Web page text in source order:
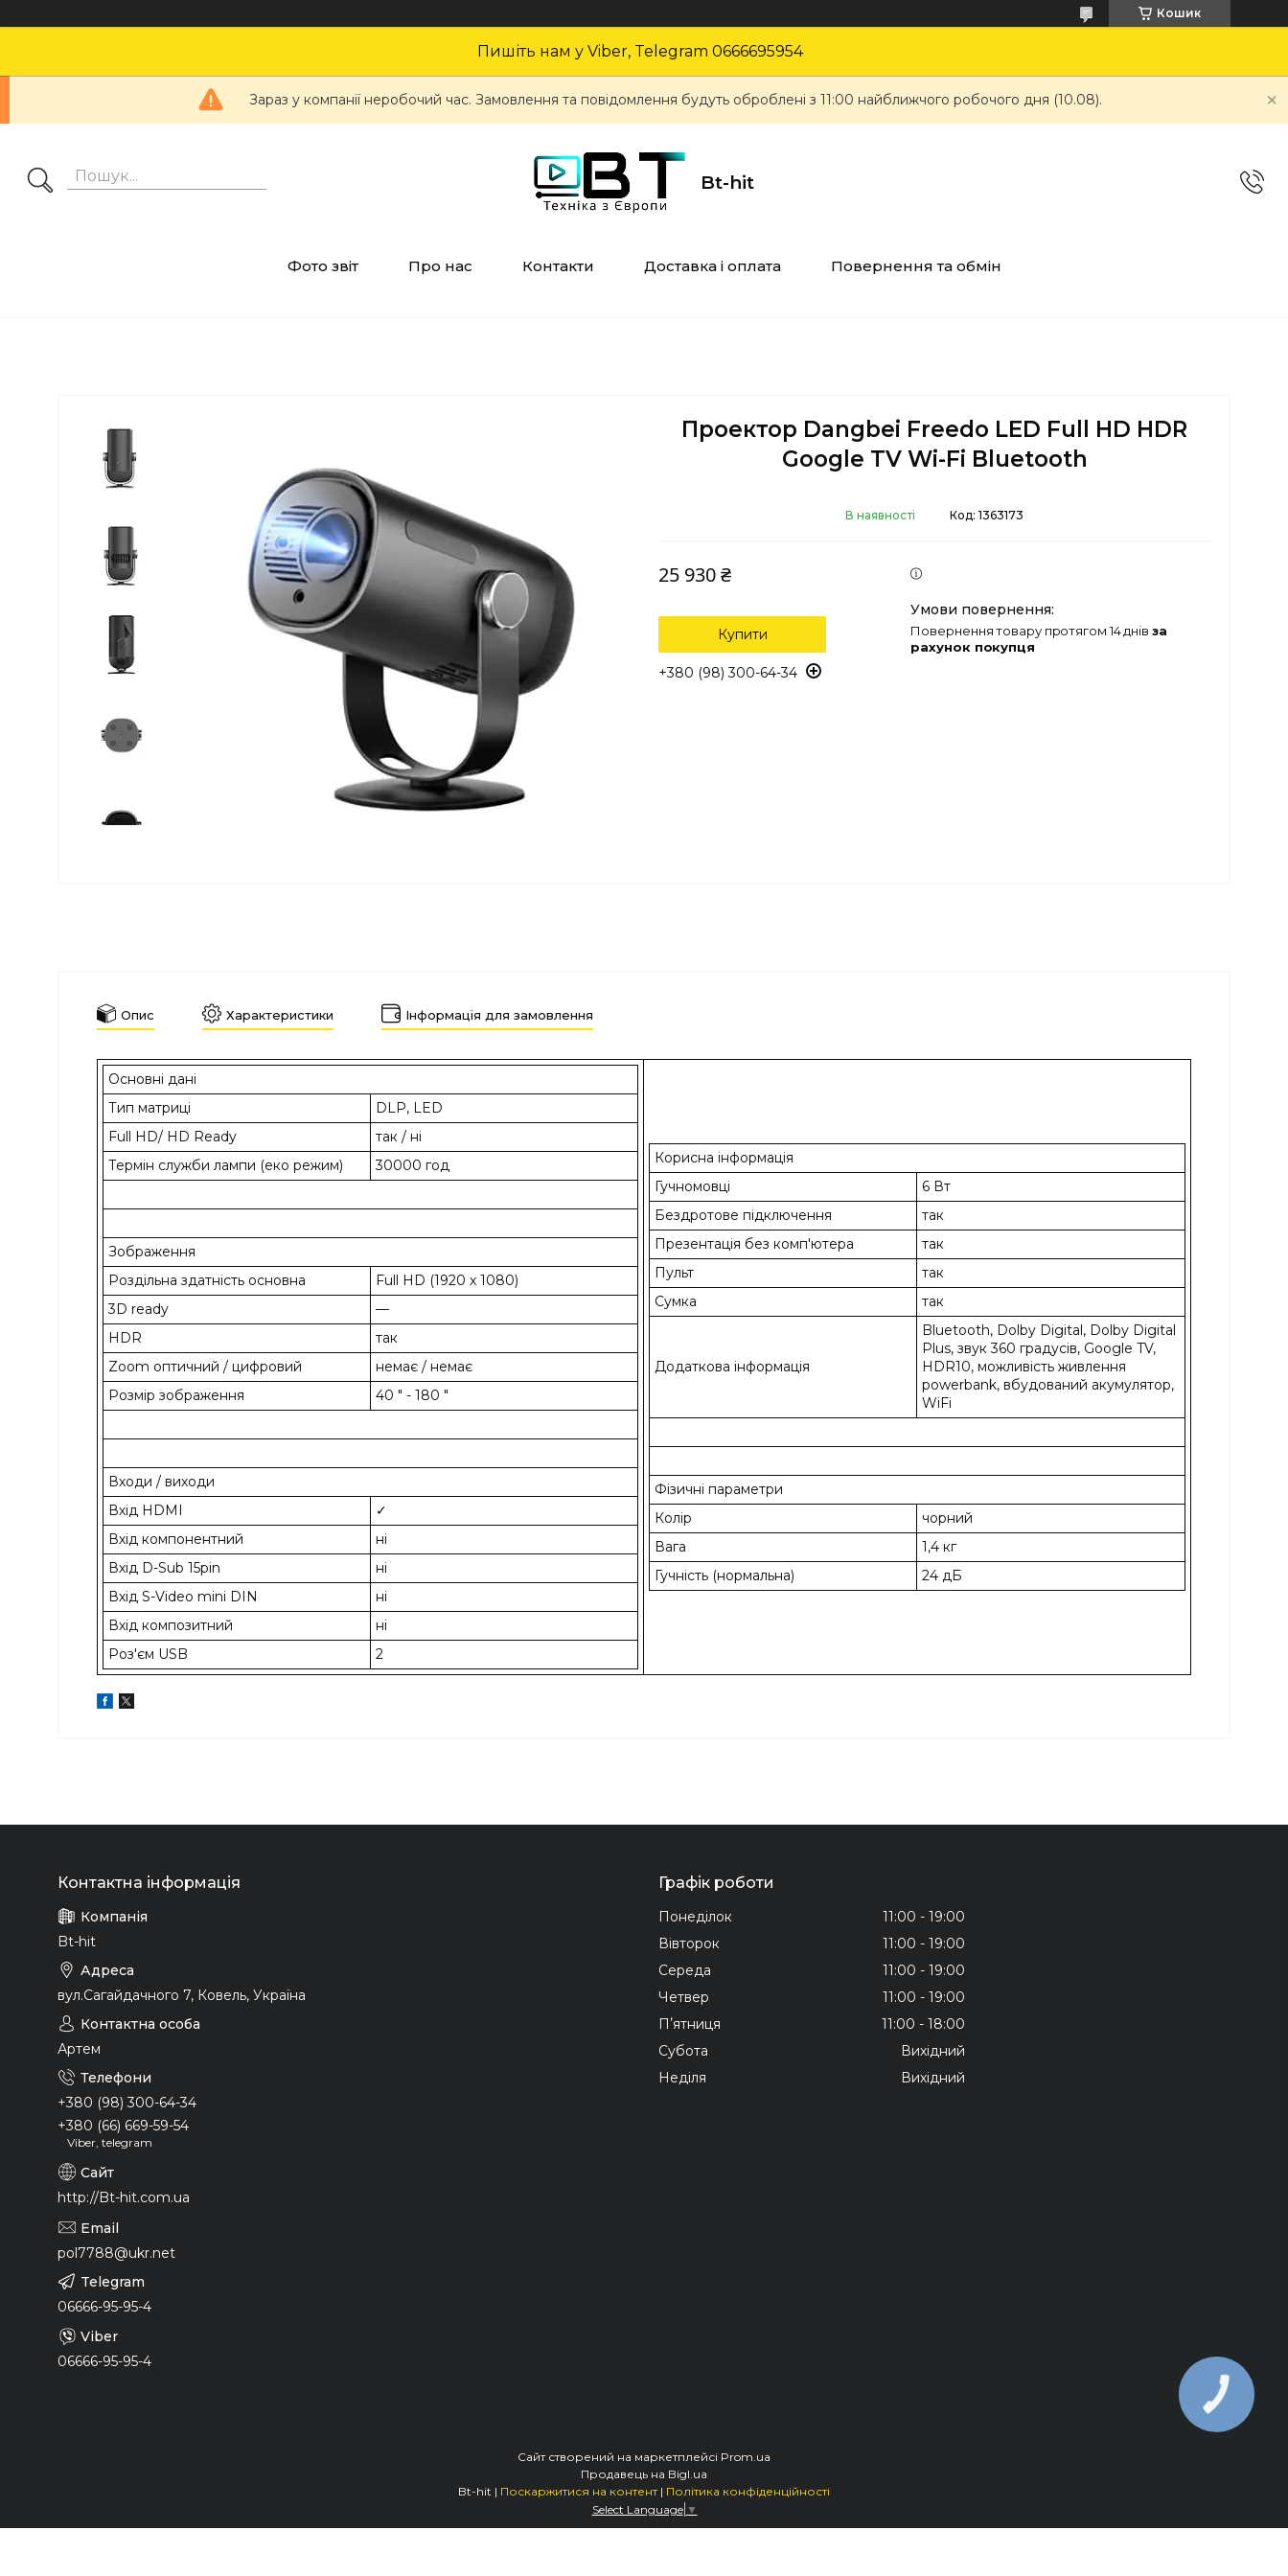
Кошик
Пишіть нам у Viber, Telegram 0666695954
Зараз у компанії неробочий час. Замовлення та повідомлення будуть оброблені з 11:00 найближчого робочого дня (10.08).
Bt-hit
Фото звіт Про нас Контакти Доставка і оплата Повернення та обмін
Проектор Dangbei Freedo LED Full HD HDR
Google TV Wi-Fi Bluetooth
В наявності Код: 1363173
25 930 ₴
Купити
+380 (98) 300-64-34
повернення товару протягом 14 днів за
рахунок покупця
Опис Характеристики Інформація для замовлення
Основні дані
Тип матриці
DLP, LED
Full HD/ HD Ready
так / ні
Термін служби лампи (еко режим)
30000 год
Зображення
Роздільна здатність основна
Full HD (1920 x 1080)
3D ready
—
HDR
так
Zoom оптичний / цифровий
немає / немає
Розмір зображення
40 " - 180 "
Входи / виходи
Вхід HDMI
✓
Вхід компонентний
ні
Вхід D-Sub 15pin
ні
Вхід S-Video mini DIN
ні
Вхід композитний
ні
Роз'єм USB
2
Корисна інформація
Гучномовці
6 Вт
Бездротове підключення
так
Презентація без комп'ютера
так
Пульт
так
Сумка
так
Додаткова інформація
Bluetooth, Dolby Digital, Dolby Digital
Plus, звук 360 градусів, Google TV,
HDR10, можливість живлення
powerbank, вбудований акумулятор,
WiFi
Фізичні параметри
Колір
чорний
Вага
1,4 кг
Гучність (нормальна)
24 дБ
Bt-hit
вул.Сагайдачного 7, Ковель, Україна
Артем
+380 (98) 300-64-34
+380 (66) 669-59-54
Viber, telegram
http://Bt-hit.com.ua
pol7788@ukr.net
06666-95-95-4
06666-95-95-4
Графік роботи
Понеділок 11:00
19:00
Вівторок
11:00
19:00
Середа
11:00
19:00
Четвер
11:00
19:00
Пʼятниця
11:00
18:00
Субота
Вихідний
Неділя
Вихідний
Сайт створений на маркетплейсі Prom.ua
Продавець на Bigl.ua
Bt-hit | Поскаржитися на контент | Політика конфіденційності
Select Language ▼
КНОПКА
ЗВ'ЯЗКУ